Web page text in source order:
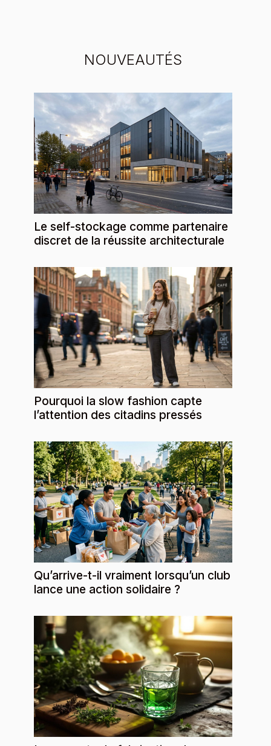
NOUVEAUTÉS
Le self-stockage comme partenaire
discret de la réussite architecturale
Pourquoi la slow fashion capte
l’attention des citadins pressés
Qu’arrive-t-il vraiment lorsqu’un club
lance une action solidaire ?